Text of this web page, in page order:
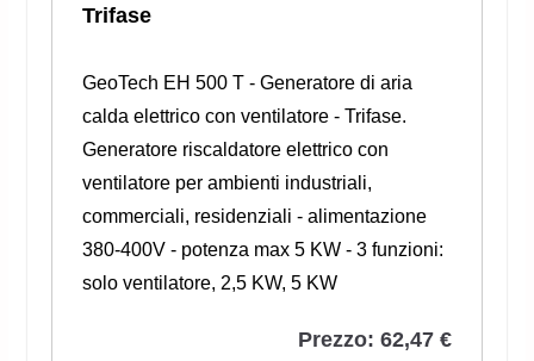
Trifase
GeoTech EH 500 T - Generatore di aria
calda elettrico con ventilatore - Trifase.
Generatore riscaldatore elettrico con
ventilatore per ambienti industriali,
commerciali, residenziali - alimentazione
380-400V - potenza max 5 KW - 3 funzioni:
solo ventilatore, 2,5 KW, 5 KW
Prezzo: 62,47 €